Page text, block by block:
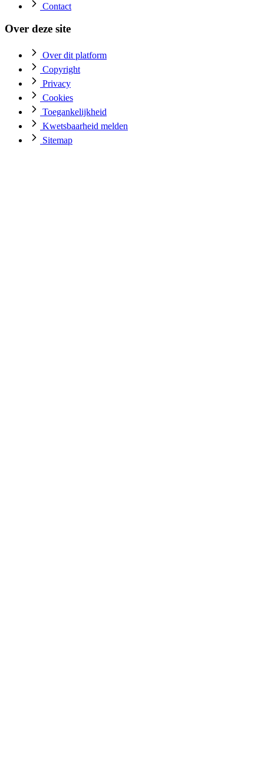
Contact
Over deze site
Over dit platform
Copyright
Privacy
Cookies
Toegankelijkheid
Kwetsbaarheid melden
Sitemap